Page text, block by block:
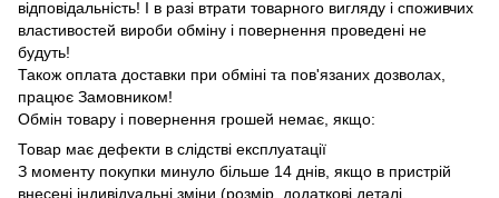
відповідальність! І в разі втрати товарного вигляду і споживчих
властивостей вироби обміну і повернення проведені не
будуть!
Також оплата доставки при обміні та пов'язаних дозволах,
працює Замовником!
Обмін товару і повернення грошей немає, якщо:
Товар має дефекти в слідстві експлуатації
З моменту покупки минуло більше 14 днів, якщо в пристрій
внесені індивідуальні зміни (розмір, додаткові деталі,